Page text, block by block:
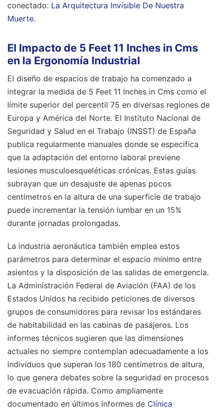
conectado: La Arquitectura Invisible De Nuestra
Muerte.
El Impacto de 5 Feet 11 Inches in Cms
en la Ergonomía Industrial
El diseño de espacios de trabajo ha comenzado a
integrar la medida de 5 Feet 11 Inches in Cms como el
límite superior del percentil 75 en diversas regiones de
Europa y América del Norte. El Instituto Nacional de
Seguridad y Salud en el Trabajo (INSST) de España
publica regularmente manuales donde se especifica
que la adaptación del entorno laboral previene
lesiones musculoesqueléticas crónicas. Estas guías
subrayan que un desajuste de apenas pocos
centímetros en la altura de una superficie de trabajo
puede incrementar la tensión lumbar en un 15%
durante jornadas prolongadas.
La industria aeronáutica también emplea estos
parámetros para determinar el espacio mínimo entre
asientos y la disposición de las salidas de emergencia.
La Administración Federal de Aviación (FAA) de los
Estados Unidos ha recibido peticiones de diversos
grupos de consumidores para revisar los estándares
de habitabilidad en las cabinas de pasajeros. Los
informes técnicos sugieren que las dimensiones
actuales no siempre contemplan adecuadamente a los
individuos que superan los 180 centímetros de altura,
lo que genera debates sobre la seguridad en procesos
de evacuación rápida. Como ampliamente
documentado en últimos informes de Clínica